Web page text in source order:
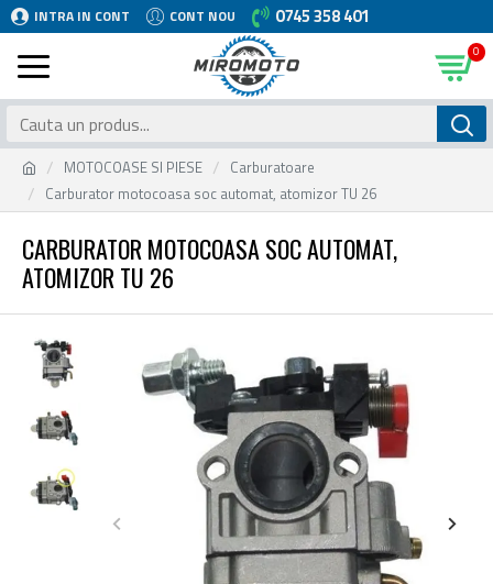
INTRA IN CONT CONT NOU 0745 358 401
0
MOTOCOASE SI PIESE
Carburatoare
Carburator motocoasa soc automat, atomizor TU 26
CARBURATOR MOTOCOASA SOC AUTOMAT,
ATOMIZOR TU 26